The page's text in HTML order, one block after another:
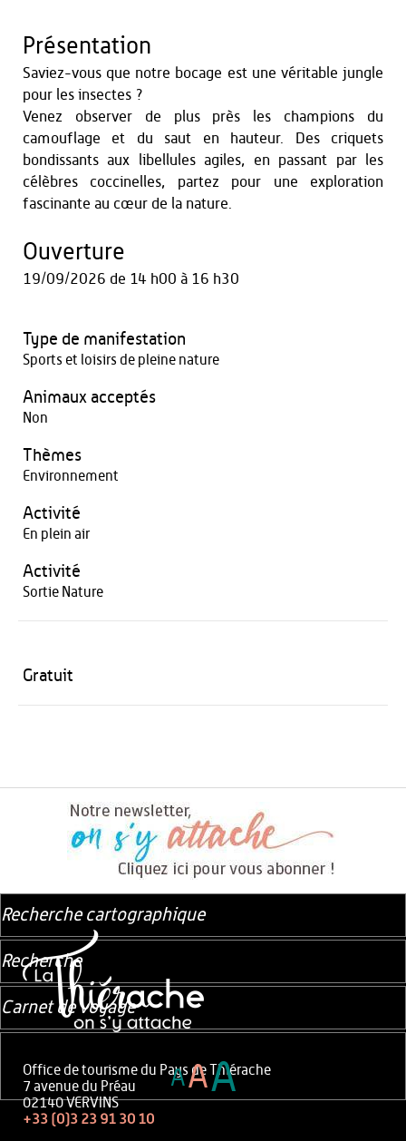
Présentation
Saviez-vous que notre bocage est une véritable jungle
pour les insectes ?
Venez observer de plus près les champions du
camouflage et du saut en hauteur. Des criquets
bondissants aux libellules agiles, en passant par les
célèbres coccinelles, partez pour une exploration
fascinante au cœur de la nature.
Ouverture
19/09/2026 de 14 h00 à 16 h30
Type de manifestation
Sports et loisirs de pleine nature
Animaux acceptés
Non
Thèmes
Environnement
Activité
En plein air
Activité
Sortie Nature
Gratuit
Office de tourisme du Pays de Thiérache
7 avenue du Préau
02140 VERVINS
+33 (0)3 23 91 30 10
Recherche cartographique
Recherche
Carnet de voyage
AAA